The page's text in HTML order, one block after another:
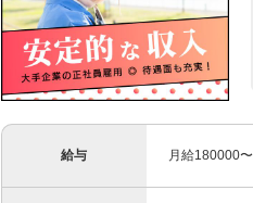
給与 月給180000